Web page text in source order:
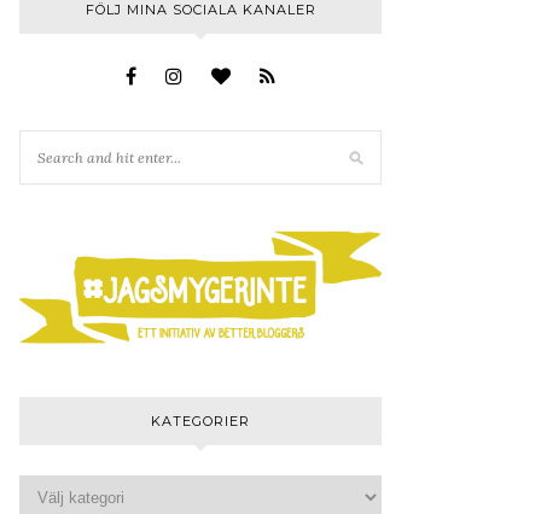
FÖLJ MINA SOCIALA KANALER
KATEGORIER